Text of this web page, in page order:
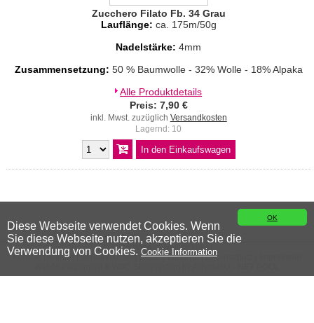
OK
Diese Webseite verwendet Cookies. Wenn
Sie diese Webseite nutzen, akzeptieren Sie die
Verwendung von Cookies. Cookie Information
Zucchero Filato Fb. 34 Grau
Lauflänge: ca. 175m/50g
Nadelstärke: 4mm
Zusammensetzung: 50 % Baumwolle - 32% Wolle - 18% Alpaka
Alle Produktdetails
Preis: 7,90 €
inkl. Mwst. zuzüglich Versandkosten
Lagernd: 10
© 2026 Wiener Wollwicklerei
Kontakt |Anfahrt |Versandkosten |AGB|Widerruf|Datenschutz